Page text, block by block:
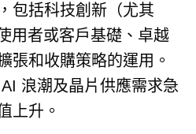
包括科技創新（尤其
用者或客戶基礎、卓越
張和收購策略的運用。
浪潮及晶片供應需求急
上升。